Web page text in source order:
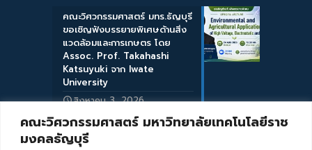
คณะวิศวกรรมศาสตร์ มหาวิทยาลัยเทคโนโลยีราช
มงคลธัญบุรี
คณะวิศวกรรมศาสตร์ มทร.ธัญบุรี
ขอเชิญฟังบรรยายพิเศษด้านสิ่ง
แวดล้อมและการเกษตร โดย
Assoc. Prof. Takahashi
Katsuyuki จาก Iwate
University
สิงหาคม 3, 2026